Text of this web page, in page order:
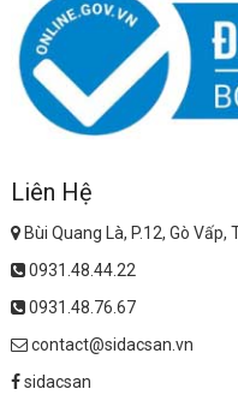
Liên Hệ
Bùi Quang Là, P.12, Gò Vấp,
0931.48.44.22
0931.48.76.67
contact@sidacsan.vn
sidacsan